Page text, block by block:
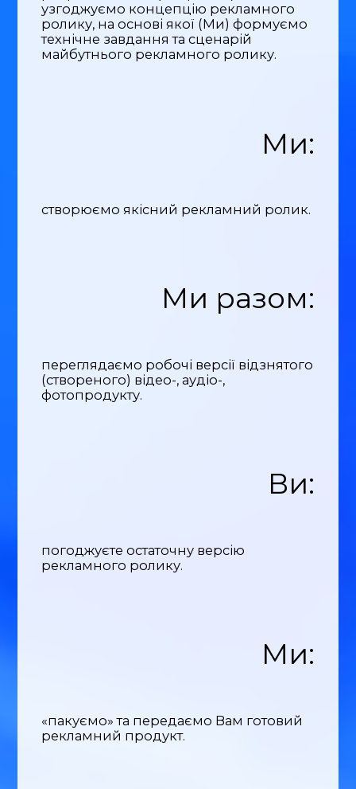
узгоджуємо концепцію рекламного
ролику, на основі якої (Ми) формуємо
технічне завдання та сценарій
майбутнього рекламного ролику.
Ми:
створюємо якісний рекламний ролик.
Ми разом:
переглядаємо робочі версії відзнятого
(створеного) відео-, аудіо-,
фотопродукту.
Ви:
погоджуєте остаточну версію
рекламного ролику.
Ми:
«пакуємо» та передаємо Вам готовий
рекламний продукт.